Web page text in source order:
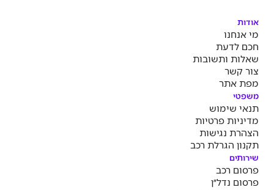
אודות
מי אנחנו
חכם לדעת
שאלות ותשובות
צור קשר
מפת אתר
משפטי
תנאי שימוש
מדיניות פרטיות
הצהרת נגישות
תקנון הגרלת רכב
שירותים
פרסום רכב
פרסום נדל״ן